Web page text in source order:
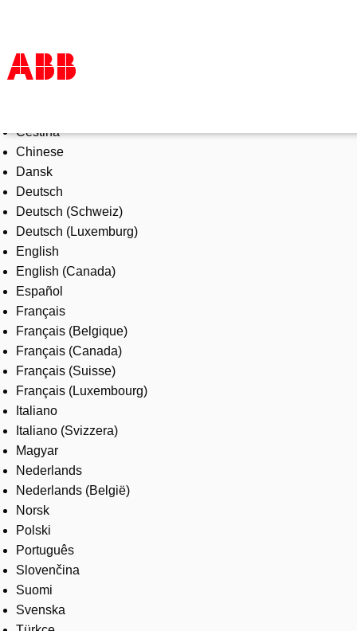
Products & Solutions
Industries
Services
About us
Where to buy
Contact us
Careers
Čeština
Chinese
Dansk
Deutsch
Deutsch (Schweiz)
Deutsch (Luxemburg)
English
English (Canada)
Español
Français
Français (Belgique)
Français (Canada)
Français (Suisse)
Français (Luxembourg)
Italiano
Italiano (Svizzera)
Magyar
Nederlands
Nederlands (België)
Norsk
Polski
Português
Slovenčina
Suomi
Svenska